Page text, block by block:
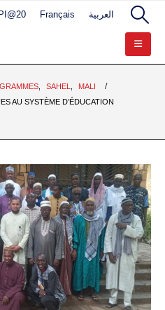
Français العربية
, SAHEL
MALI
AU SYSTÈME D’ÉDUCATION